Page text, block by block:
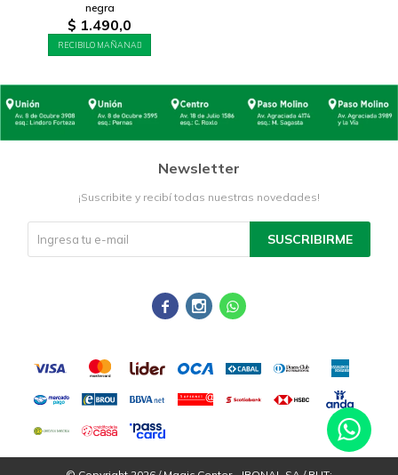
negra
$ 1.490,0
RECIBILO MAÑANA
Newsletter
¡Suscribite y recibí todas nuestras novedades!
SUSCRIBIRME
  